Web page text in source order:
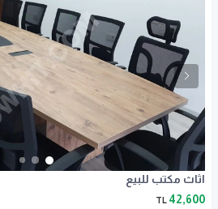
اثاث مكتب للبيع
42,600
TL